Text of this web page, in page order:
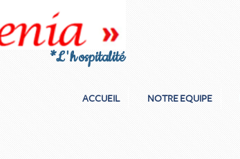
*L'hospitalité
ACCUEIL NOTRE EQUIPE